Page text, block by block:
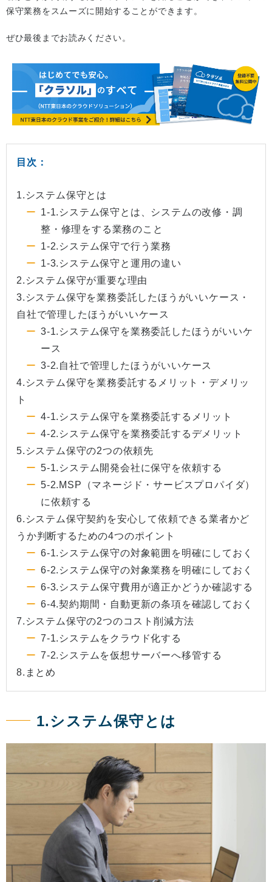
保守業務をスムーズに開始することができます。
ぜひ最後までお読みください。
目次：
1.システム保守とは
1-1.システム保守とは、システムの改修・調
整・修理をする業務のこと
1-2.システム保守で行う業務
1-3.システム保守と運用の違い
2.システム保守が重要な理由
3.システム保守を業務委託したほうがいいケース・
自社で管理したほうがいいケース
3-1.システム保守を業務委託したほうがいいケ
ース
3-2.自社で管理したほうがいいケース
4.システム保守を業務委託するメリット・デメリッ
ト
4-1.システム保守を業務委託するメリット
4-2.システム保守を業務委託するデメリット
5.システム保守の2つの依頼先
5-1.システム開発会社に保守を依頼する
5-2.MSP（マネージド・サービスプロパイダ）
に依頼する
6.システム保守契約を安心して依頼できる業者かど
うか判断するための4つのポイント
6-1.システム保守の対象範囲を明確にしておく
6-2.システム保守の対象業務を明確にしておく
6-3.システム保守費用が適正かどうか確認する
6-4.契約期間・自動更新の条項を確認しておく
7.システム保守の2つのコスト削減方法
7-1.システムをクラウド化する
7-2.システムを仮想サーバーへ移管する
8.まとめ
1.システム保守とは